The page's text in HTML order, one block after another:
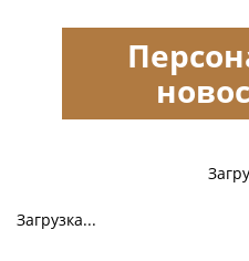
Загрузка...